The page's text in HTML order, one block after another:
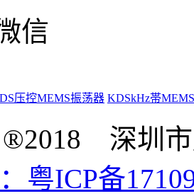
信
压控MEMS振荡器 KDSkHz帯
®2018 深圳
粤ICP备